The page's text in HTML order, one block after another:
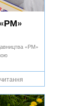
«РМ»